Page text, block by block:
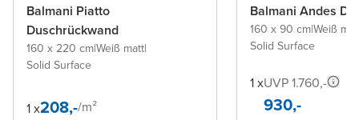
Balmani Piatto
Duschrückwand
160 x 220 cm|Weiß matt|
Solid Surface
1 x208,-/m²
Balmani Andes
160 x 90 cm|Weiß
Solid Surface
1 xUVP 1.760,-
930,-